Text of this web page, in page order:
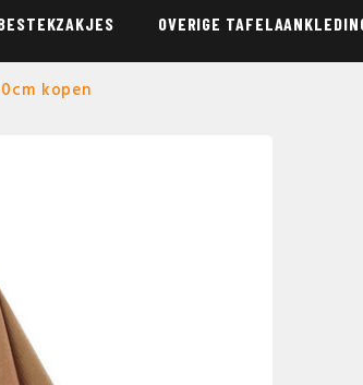
OVERIGE
kopen